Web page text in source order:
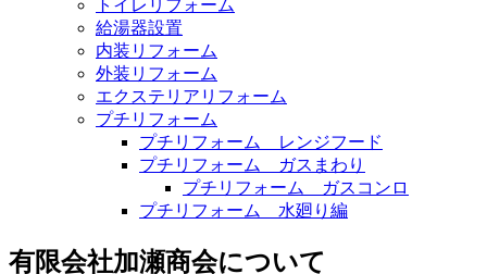
トイレリフォーム
給湯器設置
内装リフォーム
外装リフォーム
エクステリアリフォーム
プチリフォーム
プチリフォーム レンジフード
プチリフォーム ガスまわり
プチリフォーム ガスコンロ
プチリフォーム 水廻り編
有限会社加瀬商会について